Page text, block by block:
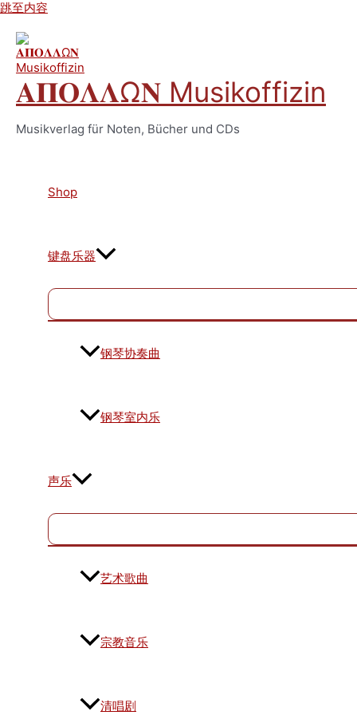
跳至内容
𝚨𝚷𝚶𝚲𝚲Ω𝚴 Musikoffizin
Musikverlag für Noten, Bücher und CDs
Shop
键盘乐器
钢琴协奏曲
钢琴室内乐
声乐
艺术歌曲
宗教音乐
清唱剧